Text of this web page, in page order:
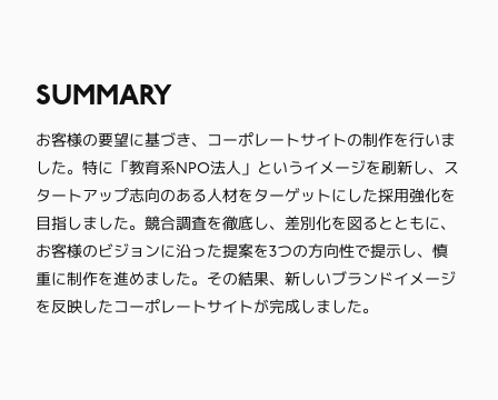
SUMMARY
お客様の要望に基づき、コーポレートサイトの制作を行いま
した。特に「教育系NPO法人」というイメージを刷新し、ス
タートアップ志向のある人材をターゲットにした採用強化を
目指しました。競合調査を徹底し、差別化を図るとともに、
お客様のビジョンに沿った提案を3つの方向性で提示し、慎
重に制作を進めました。その結果、新しいブランドイメージ
を反映したコーポレートサイトが完成しました。